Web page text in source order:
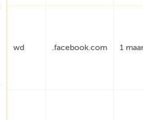
wd .facebook.com 1